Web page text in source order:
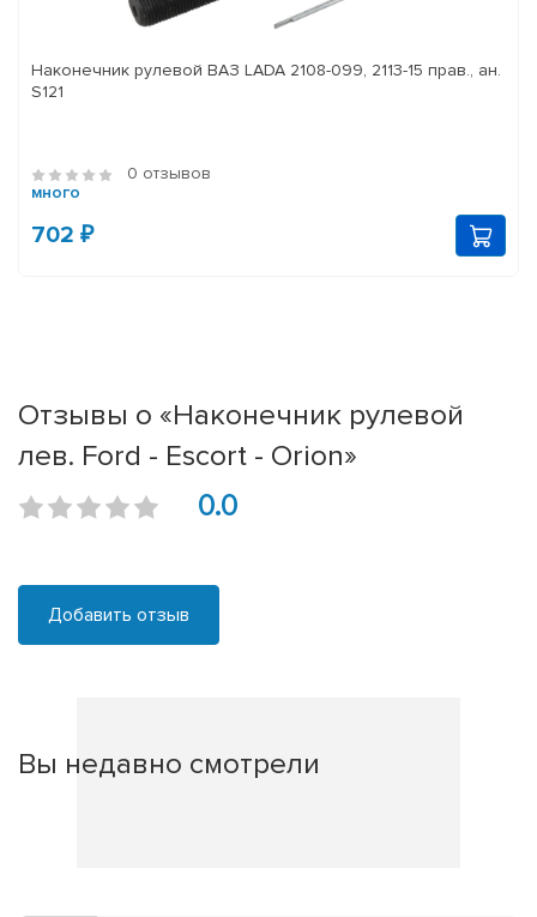
Наконечник рулевой ВАЗ LADA 2108-099, 2113-15 прав., ан.
S121
0 отзывов
много
702 ₽
Отзывы о «Наконечник рулевой
лев. Ford - Escort - Orion»
0.0
Добавить отзыв
Вы недавно смотрели